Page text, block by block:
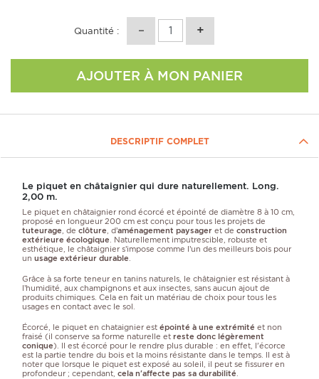
Quantité :
AJOUTER À MON PANIER
DESCRIPTIF COMPLET
Le piquet en châtaignier qui dure naturellement. Long.
2,00 m.
Le piquet en châtaignier rond écorcé et épointé de diamètre 8 à 10 cm,
proposé en longueur 200 cm est conçu pour tous les projets de
tuteurage , de clôture , d’aménagement paysager et de construction
extérieure écologique . Naturellement imputrescible, robuste et
esthétique, le châtaignier s’impose comme l’un des meilleurs bois pour
un usage extérieur durable
Grâce à sa forte teneur en tanins naturels, le châtaignier est résistant à
l’humidité, aux champignons et aux insectes, sans aucun ajout de
produits chimiques. Cela en fait un matériau de choix pour tous les
usages en contact avec le sol.
Écorcé, le piquet en chataignier est épointé à une extrémité et non
fraisé (il conserve sa forme naturelle et reste donc légèrement
conique). Il est écorcé pour le rendre plus durable : en effet, l'écorce
est la partie tendre du bois et la moins résistante dans le temps. Il est à
noter que lorsque le piquet est exposé au soleil, il peut se fissurer en
profondeur ; cependant, cela n'affecte pas sa durabilité